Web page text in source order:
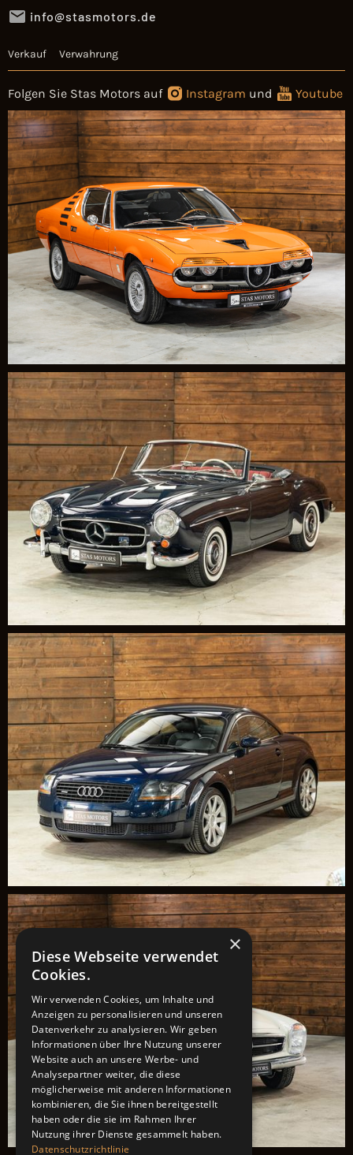
info@stasmotors.de
Verkauf Verwahrung
Folgen Sie Stas Motors auf Instagram und Youtube
×
Diese Webseite verwendet
Cookies.
Wir verwenden Cookies, um Inhalte und
Anzeigen zu personalisieren und unseren
Datenverkehr zu analysieren. Wir geben
Informationen über Ihre Nutzung unserer
Website auch an unsere Werbe- und
Analysepartner weiter, die diese
möglicherweise mit anderen Informationen
kombinieren, die Sie ihnen bereitgestellt
haben oder die sie im Rahmen Ihrer
Nutzung ihrer Dienste gesammelt haben.
Datenschutzrichtlinie